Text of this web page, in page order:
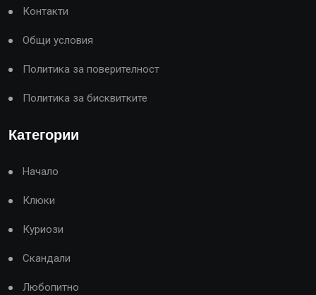
Контакти
Общи условия
Политика за поверителност
Политика за бисквитките
Категории
Начало
Клюки
Куриози
Скандали
Любопитно